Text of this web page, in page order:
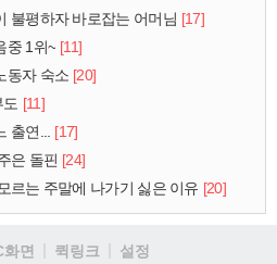
불평하자 바로잡는 어머님 [17]
중 1위~ [11]
동자 숙소 [20]
[11]
출연...
[17]
은 돌핀 [24]
르는 주말에 나가기 싫은 이유 [20]
화면 퀵링크 설정